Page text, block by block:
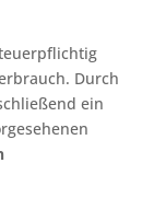
Durch
ein